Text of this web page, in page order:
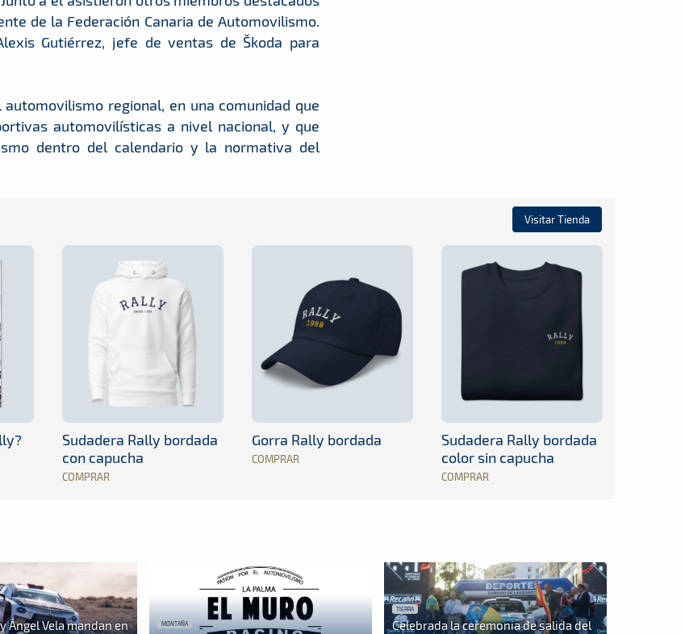
de la Federación Canaria de Automovilismo.
Gutiérrez, jefe de ventas de Škoda para
regional, en una comunidad que
automovilísticas a nivel nacional, y que
dentro del calendario y la normativa del
Visitar Tienda
Sudadera Rally bordada
con capucha
COMPRAR
Gorra Rally bordada
COMPRAR
Sudadera Rally bordada
color sin capucha
COMPRAR
Ángel Vela mandan en
MONTAÑA
TIERRA
Celebrada la ceremonia de salida del